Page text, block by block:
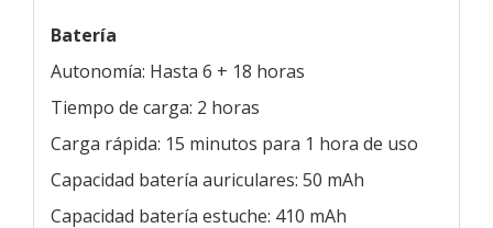
Batería
Autonomía: Hasta 6 + 18 horas
Tiempo de carga: 2 horas
Carga rápida: 15 minutos para 1 hora de uso
Capacidad batería auriculares: 50 mAh
Capacidad batería estuche: 410 mAh